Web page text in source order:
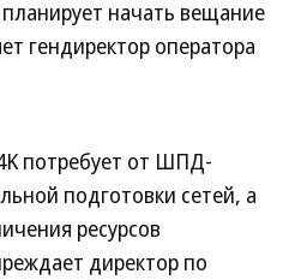
начать вещание
гендиректор оператора
потребует от ШПД-
подготовки сетей, а
ресурсов
директор по